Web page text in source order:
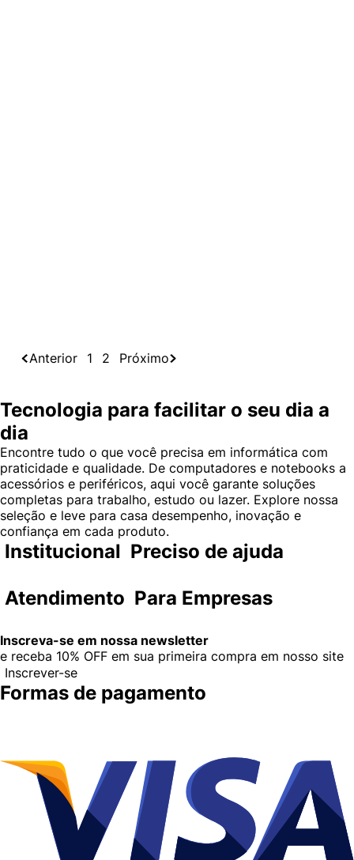
Anterior 1 2 Próximo
Tecnologia para facilitar o seu dia a
dia
Encontre tudo o que você precisa em informática com
praticidade e qualidade. De computadores e notebooks a
acessórios e periféricos, aqui você garante soluções
completas para trabalho, estudo ou lazer. Explore nossa
seleção e leve para casa desempenho, inovação e
confiança em cada produto.
Institucional Preciso de ajuda
Atendimento Para Empresas
Inscreva-se em nossa newsletter
e receba 10% OFF em sua primeira compra em nosso site
Inscrever-se
Formas de pagamento